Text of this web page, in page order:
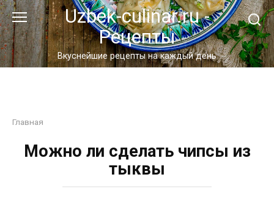
Перейти
к
контенту
Uzbek-culinar.ru -
Рецепты
Вкуснейшие рецепты на каждый день
Главная
Можно ли сделать чипсы из
тыквы